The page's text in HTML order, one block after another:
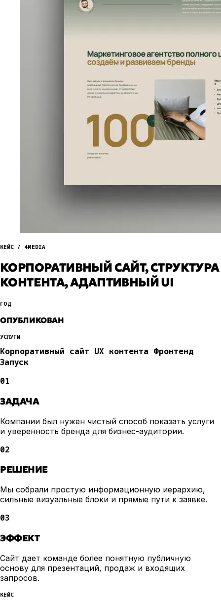
КЕЙС / 4MEDIA
КОРПОРАТИВНЫЙ САЙТ, СТРУКТУРА
КОНТЕНТА, АДАПТИВНЫЙ UI
ГОД
ОПУБЛИКОВАН
УСЛУГИ
Корпоративный сайт UX контента Фронтенд
Запуск
01
ЗАДАЧА
Компании был нужен чистый способ показать услуги
и уверенность бренда для бизнес-аудитории.
02
РЕШЕНИЕ
Мы собрали простую информационную иерархию,
сильные визуальные блоки и прямые пути к заявке.
03
ЭФФЕКТ
Сайт дает команде более понятную публичную
основу для презентаций, продаж и входящих
запросов.
КЕЙС